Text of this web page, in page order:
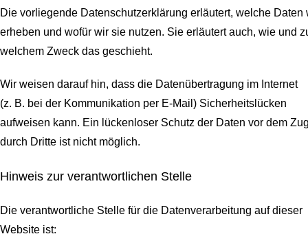
Die vorliegende Datenschutzerklärung erläutert, welche Daten
erheben und wofür wir sie nutzen. Sie erläutert auch, wie und
welchem Zweck das geschieht.
Wir weisen darauf hin, dass die Datenübertragung im Internet
(z. B. bei der Kommunikation per E-Mail) Sicherheitslücken
aufweisen kann. Ein lückenloser Schutz der Daten vor dem
durch Dritte ist nicht möglich.
Hinweis zur verantwortlichen Stelle
Die verantwortliche Stelle für die Datenverarbeitung auf dieser
Website ist: